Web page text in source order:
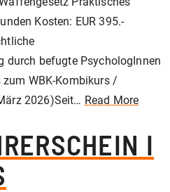
Kosten: EUR 395.-
durch befugte PsychologInnen
WBK-Kombikurs /
2026)Seit… Read More
I